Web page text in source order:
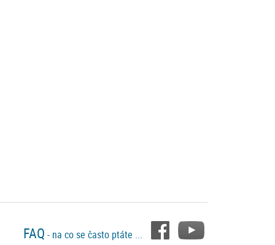
FAQ - na co se často ptáte ...